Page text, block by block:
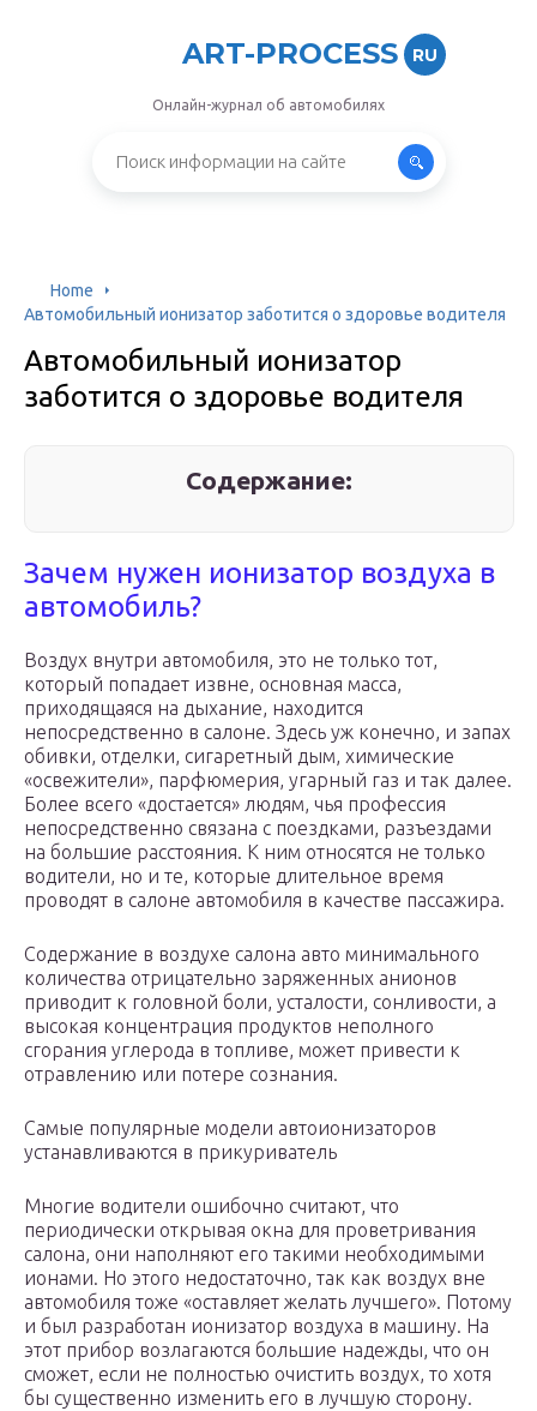
ART-PROCESS RU
Онлайн-журнал об автомобилях
Home
Автомобильный ионизатор заботится о здоровье водителя
Автомобильный ионизатор
заботится о здоровье водителя
Содержание:
Зачем нужен ионизатор воздуха в
автомобиль?
Воздух внутри автомобиля, это не только тот,
который попадает извне, основная масса,
приходящаяся на дыхание, находится
непосредственно в салоне. Здесь уж конечно, и запах
обивки, отделки, сигаретный дым, химические
«освежители», парфюмерия, угарный газ и так далее.
Более всего «достается» людям, чья профессия
непосредственно связана с поездками, разъездами
на большие расстояния. К ним относятся не только
водители, но и те, которые длительное время
проводят в салоне автомобиля в качестве пассажира.
Содержание в воздухе салона авто минимального
количества отрицательно заряженных анионов
приводит к головной боли, усталости, сонливости, а
высокая концентрация продуктов неполного
сгорания углерода в топливе, может привести к
отравлению или потере сознания.
Самые популярные модели автоионизаторов
устанавливаются в прикуриватель
Многие водители ошибочно считают, что
периодически открывая окна для проветривания
салона, они наполняют его такими необходимыми
ионами. Но этого недостаточно, так как воздух вне
автомобиля тоже «оставляет желать лучшего». Потому
и был разработан ионизатор воздуха в машину. На
этот прибор возлагаются большие надежды, что он
сможет, если не полностью очистить воздух, то хотя
бы существенно изменить его в лучшую сторону.